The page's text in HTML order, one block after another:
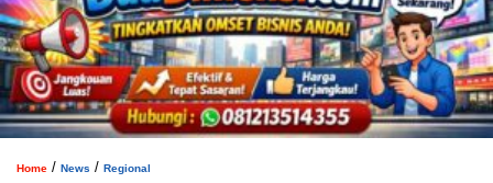
Home / News / Regional